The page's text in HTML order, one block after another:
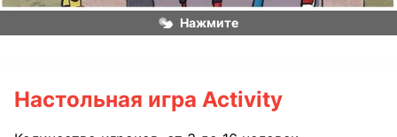
Нажмите
Настольная игра Activity